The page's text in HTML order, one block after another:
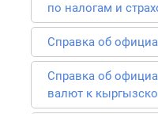
по налогам и
Справка об
Справка об
валют к